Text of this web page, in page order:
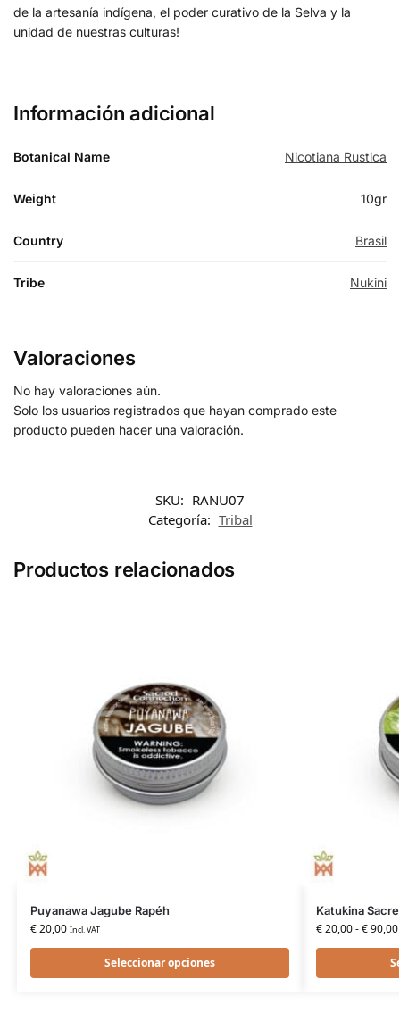
de la artesanía indígena, el poder curativo de la Selva y la
unidad de nuestras culturas!
Información adicional
Botanical Name Nicotiana Rustica
Weight 10gr
Country Brasil
Tribe Nukini
Valoraciones
No hay valoraciones aún.
Solo los usuarios registrados que hayan comprado este
producto pueden hacer una valoración.
SKU: RANU07
Categoría: Tribal
Productos relacionados
Puyanawa Jagube Rapéh
€20,00 Incl. VAT
Seleccionar opciones
Katukina
€20,00-€90,00